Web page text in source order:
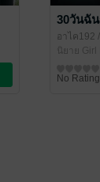
30วันฉัน
อาไค192
นิยาย Girl
No Rating